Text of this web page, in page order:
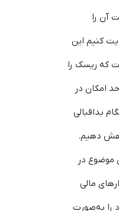
آن را
کنیم این
که ریسک را
امکان در
بداقبالی
دهیم.
موضوع در
مالی
را به‌صورت